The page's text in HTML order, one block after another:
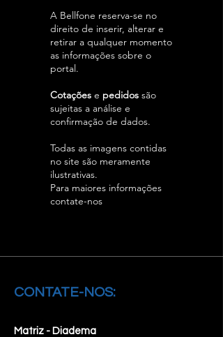
A Bellfone reserva-se no
direito de inserir, alterar e
retirar a qualquer momento
as informações sobre o
portal.
Cotações e pedidos são
sujeitas a análise e
confirmação de dados.
Todas as imagens contidas
no site são meramente
ilustrativas.
Para maiores informações
contate-nos
CONTATE-NOS:
Matriz - Diadema